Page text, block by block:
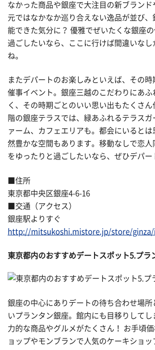
なかった商品や銀座で大注目の新ブランド
元ではなかなか巡り合えない逸品が並び
能できた気分に？ 優雅でぜいたくな銀座
過ごしたいなら、ここに行けば間違いなし
ね。
またデパートのお楽しみといえば、その時
催事イベント。銀座三越のこだわりにあふ
く、その時期ごとのいい思い出もたくさ
階の銀座テラスでは、緑あふれるテラスガ
ァーム、カフェエリアも。都会にいるとは
然豊かな空間もあります。移動なしで恋人
をゆったりと過ごしたいなら、ぜひデパー
■住所
東京都中央区銀座4-6-16
■交通（アクセス）
銀座駅よりすぐ
http://mitsukoshi.mistore.jp/store/ginza/
東京都内のおすすめデートスポット5.プラ
銀座の中心にありデートの待ち合わせ場所
いプランタン銀座。館内にも目移りして
力的な商品やグルメがたくさん！ お手頃
ョップやモンブランで人気のケーキショ